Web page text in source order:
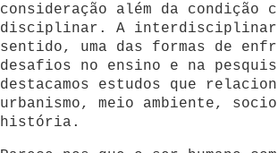
consideração além da
disciplinar. A
sentido, uma das formas de
desafios no ensino e na
destacamos estudos que
urbanismo, meio ambiente,
história.